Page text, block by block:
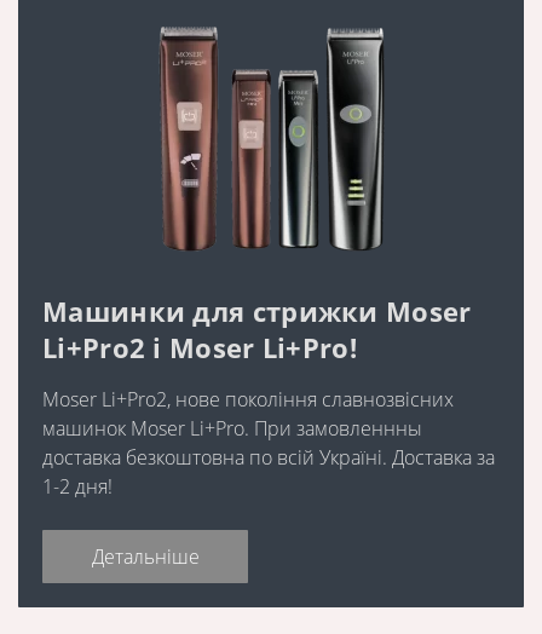
Машинки для стрижки Moser
Li+Pro2 і Moser Li+Pro!
Moser Li+Pro2, нове покоління славнозвісних
машинок Moser Li+Pro. При замовленнны
доставка безкоштовна по всій Україні. Доставка за
1-2 дня!
Детальніше